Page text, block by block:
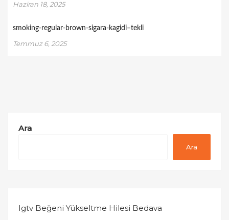
Haziran 18, 2025
smoking-regular-brown-sigara-kagidi–tekli
Temmuz 6, 2025
Ara
Ara
Igtv Beğeni Yükseltme Hilesi Bedava